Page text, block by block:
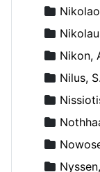
Nikon,
Nilus, S.